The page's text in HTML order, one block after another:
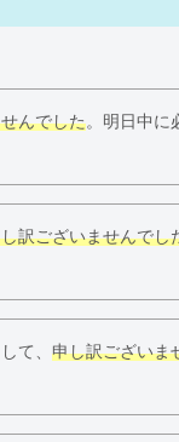
んでした。明日中に
訳ございませんでし
て、 申し訳ございま